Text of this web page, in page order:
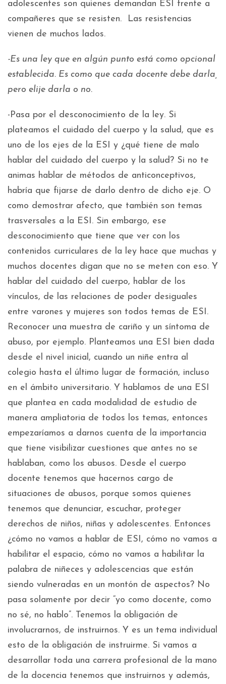
adolescentes son quienes demandan ESI frente a
compañeres que se resisten. Las resistencias
vienen de muchos lados.
-Es una ley que en algún punto está como opcional
establecida. Es como que cada docente debe darla,
pero elije darla o no.
-Pasa por el desconocimiento de la ley. Si
plateamos el cuidado del cuerpo y la salud, que es
uno de los ejes de la ESI y ¿qué tiene de malo
hablar del cuidado del cuerpo y la salud? Si no te
animas hablar de métodos de anticonceptivos,
habría que fijarse de darlo dentro de dicho eje. O
como demostrar afecto, que también son temas
trasversales a la ESI. Sin embargo, ese
desconocimiento que tiene que ver con los
contenidos curriculares de la ley hace que muchas y
muchos docentes digan que no se meten con eso. Y
hablar del cuidado del cuerpo, hablar de los
vínculos, de las relaciones de poder desiguales
entre varones y mujeres son todos temas de ESI.
Reconocer una muestra de cariño y un síntoma de
abuso, por ejemplo. Planteamos una ESI bien dada
desde el nivel inicial, cuando un niñe entra al
colegio hasta el último lugar de formación, incluso
en el ámbito universitario. Y hablamos de una ESI
que plantea en cada modalidad de estudio de
manera ampliatoria de todos los temas, entonces
empezaríamos a darnos cuenta de la importancia
que tiene visibilizar cuestiones que antes no se
hablaban, como los abusos. Desde el cuerpo
docente tenemos que hacernos cargo de
situaciones de abusos, porque somos quienes
tenemos que denunciar, escuchar, proteger
derechos de niños, niñas y adolescentes. Entonces
¿cómo no vamos a hablar de ESI, cómo no vamos a
habilitar el espacio, cómo no vamos a habilitar la
palabra de niñeces y adolescencias que están
siendo vulneradas en un montón de aspectos? No
pasa solamente por decir “yo como docente, como
no sé, no hablo”. Tenemos la obligación de
involucrarnos, de instruirnos. Y es un tema individual
esto de la obligación de instruirme. Si vamos a
desarrollar toda una carrera profesional de la mano
de la docencia tenemos que instruirnos y además,